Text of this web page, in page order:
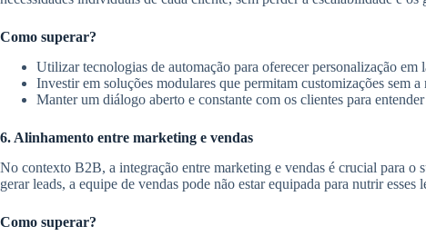
Como superar?
Utilizar tecnologias de automação para oferecer personalização em
Investir em soluções modulares que permitam customizações sem
Manter um diálogo aberto e constante com os clientes para
6. Alinhamento entre marketing e vendas
No contexto B2B, a integração entre marketing e vendas é crucial para o
gerar leads, a equipe de vendas pode não estar equipada para nutrir
Como superar?